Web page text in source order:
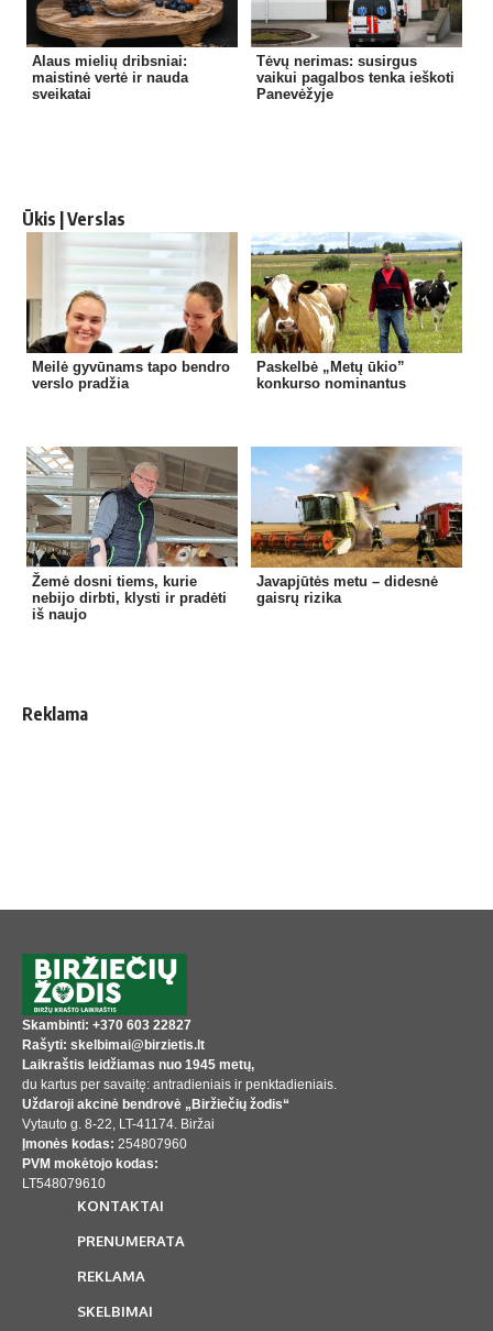
Alaus mielių dribsniai:
maistinė vertė ir nauda
sveikatai
Tėvų nerimas: susirgus
vaikui pagalbos tenka ieškoti
Panevėžyje
Ūkis | Verslas
Meilė gyvūnams tapo bendro
verslo pradžia
Paskelbė „Metų ūkio”
konkurso nominantus
Žemė dosni tiems, kurie
nebijo dirbti, klysti ir pradėti
iš naujo
Javapjūtės metu – didesnė
gaisrų rizika
Reklama
Skambinti: +370 603 22827
Rašyti: skelbimai@birzietis.lt
Laikraštis leidžiamas nuo 1945 metų,
du kartus per savaitę: antradieniais ir penktadieniais.
Uždaroji akcinė bendrovė „Biržiečių žodis“
Vytauto g. 8-22, LT-41174. Biržai
Įmonės kodas: 254807960
PVM mokėtojo kodas:
LT548079610
KONTAKTAI
PRENUMERATA
REKLAMA
SKELBIMAI